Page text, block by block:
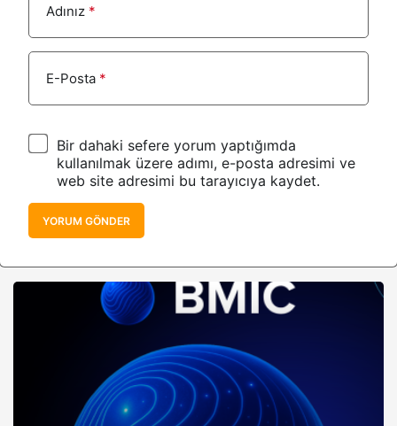
Adınız *
E-Posta *
Bir dahaki sefere yorum yaptığımda
kullanılmak üzere adımı, e-posta adresimi ve
web site adresimi bu tarayıcıya kaydet.
YORUM GÖNDER